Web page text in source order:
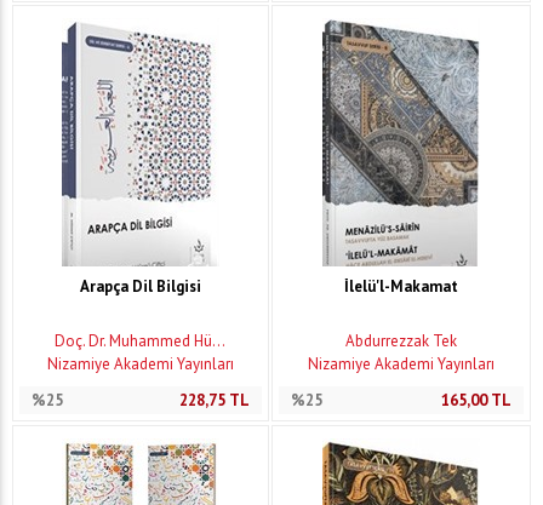
Arapça Dil Bilgisi
Doç. Dr. Muhammed Hü...
Nizamiye Akademi Yayınları
%25
228,75TL
İlelü'l-Makamat
Abdurrezzak Tek
Nizamiye Akademi Yayınları
%25
165,00TL